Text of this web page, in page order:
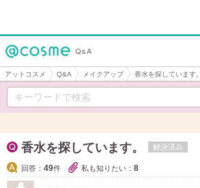
アットコスメ Q&A メイクアップ 香水を探しています。
香水を探しています。 解決済み
回答： 49件 私も知りたい： 8